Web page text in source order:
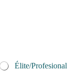
Élite/Profesional